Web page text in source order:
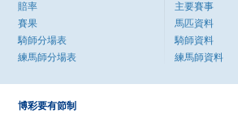
賠率
賽果
騎師分場表
練馬師分場表
主要賽事
馬匹資料
騎師資料
練馬師資料
博彩要有節制